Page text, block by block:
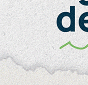
Trabajo
Emplea Neuquén